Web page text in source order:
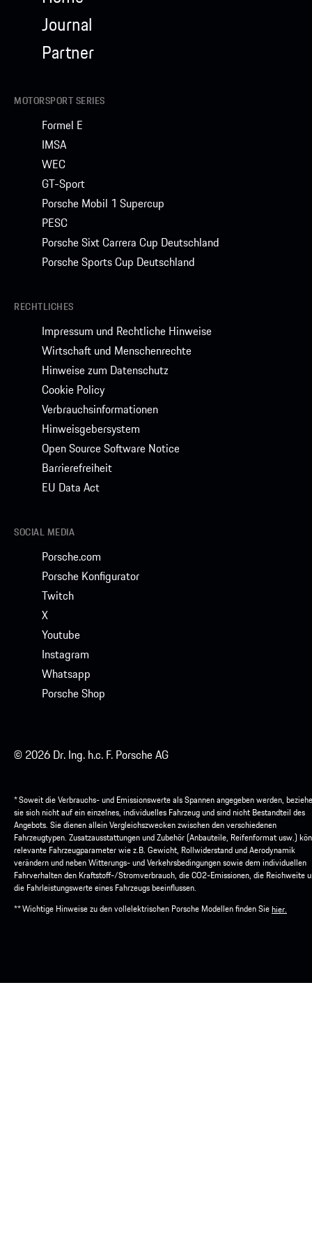
Journal
Partner
MOTORSPORT SERIES
Formel E
IMSA
WEC
GT-Sport
Porsche Mobil 1 Supercup
PESC
Porsche Sixt Carrera Cup Deutschland
Porsche Sports Cup Deutschland
RECHTLICHES
Impressum und Rechtliche Hinweise
Wirtschaft und Menschenrechte
Hinweise zum Datenschutz
Cookie Policy
Verbrauchsinformationen
Hinweisgebersystem
Open Source Software Notice
Barrierefreiheit
EU Data Act
SOCIAL MEDIA
Porsche.com
Porsche Konfigurator
Twitch
X
Youtube
Instagram
Whatsapp
Porsche Shop
© 2026 Dr. Ing. h.c. F. Porsche AG
* Soweit die Verbrauchs- und Emissionswerte als Spannen angegeben werden,
sie sich nicht auf ein einzelnes, individuelles Fahrzeug und sind nicht Bestandteil des
Angebots. Sie dienen allein Vergleichszwecken zwischen den verschiedenen
Fahrzeugtypen. Zusatzausstattungen und Zubehör (Anbauteile, Reifenformat usw.)
relevante Fahrzeugparameter wie z.B. Gewicht, Rollwiderstand und Aerodynamik
verändern und neben Witterungs- und Verkehrsbedingungen sowie dem individuellen
Fahrverhalten den Kraftstoff-/Stromverbrauch, die CO2-Emissionen, die Reichweite
die Fahrleistungswerte eines Fahrzeugs beeinflussen.
** Wichtige Hinweise zu den vollelektrischen Porsche Modellen finden Siehier.